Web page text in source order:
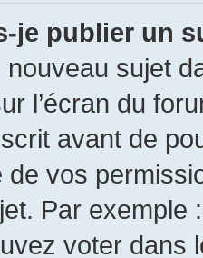
je publier un
nouveau sujet
l’écran du
avant de
vos
Par exemple
voter dans